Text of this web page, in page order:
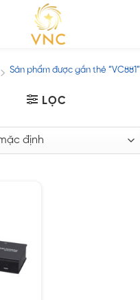
/ Sản phẩm được gắn thẻ “VC881”
LỌC